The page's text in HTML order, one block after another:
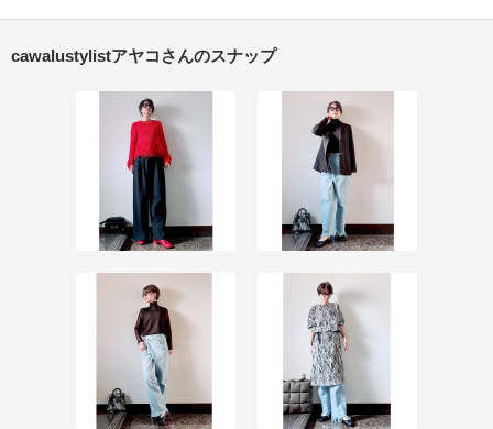
cawalustylistアヤコさんのスナップ